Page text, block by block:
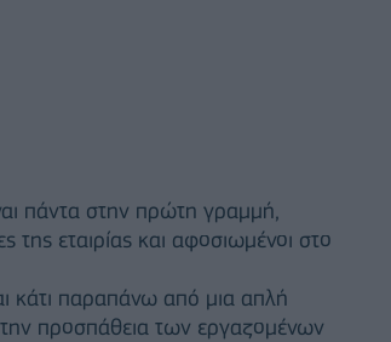
πάντα στην πρώτη γραμμή,
της εταιρίας και αφοσιωμένοι στο
κάτι παραπάνω από μια απλή
προσπάθεια των εργαζομένων